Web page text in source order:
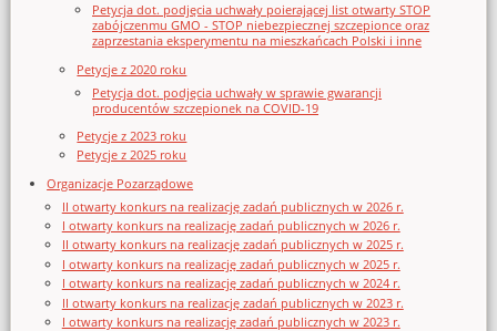
Petycja dot. podjęcia uchwały poierającej list otwarty STOP
zabójczenmu GMO - STOP niebezpiecznej szczepionce oraz
zaprzestania eksperymentu na mieszkańcach Polski i inne
Petycje z 2020 roku
Petycja dot. podjęcia uchwały w sprawie gwarancji
producentów szczepionek na COVID-19
Petycje z 2023 roku
Petycje z 2025 roku
Organizacje Pozarządowe
II otwarty konkurs na realizację zadań publicznych w 2026 r.
I otwarty konkurs na realizację zadań publicznych w 2026 r.
II otwarty konkurs na realizację zadań publicznych w 2025 r.
I otwarty konkurs na realizację zadań publicznych w 2025 r.
I otwarty konkurs na realizację zadań publicznych w 2024 r.
II otwarty konkurs na realizację zadań publicznych w 2023 r.
I otwarty konkurs na realizację zadań publicznych w 2023 r.